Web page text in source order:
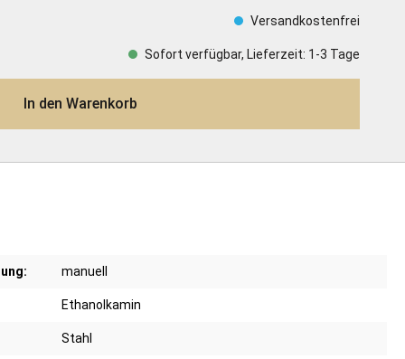
Versandkostenfrei
Sofort verfügbar, Lieferzeit: 1-3 Tage
In den Warenkorb
manuell
Ethanolkamin
Stahl